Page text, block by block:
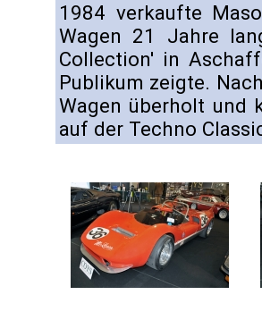
1984 verkaufte
Wagen 21 Jahre
Collection' in
Publikum zeigte.
Wagen überholt und
auf der Techno